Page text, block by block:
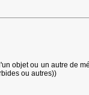
objet ou un autre de
ou autres))